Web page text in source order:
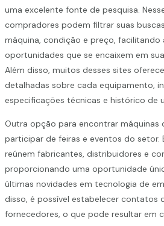
uma excelente fonte de pesquisa.
compradores podem filtrar suas
máquina, condição e preço, facilitando
oportunidades que se encaixem em
Além disso, muitos desses sites
detalhadas sobre cada equipamento,
especificações técnicas e histórico de
Outra opção para encontrar máquinas
participar de feiras e eventos do setor.
reúnem fabricantes, distribuidores e
proporcionando uma oportunidade
últimas novidades em tecnologia de
disso, é possível estabelecer contatos
fornecedores, o que pode resultar em